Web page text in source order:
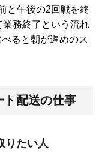
と午後の2回戦を終
業務終了という流れ
ると朝が遅めのス
ト配送の仕事
りたい人